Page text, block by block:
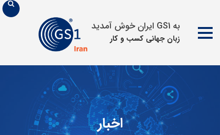
به GS1 ایران خوش آمدید
زبان جهانی كسب و كار
محتوا
اخبار